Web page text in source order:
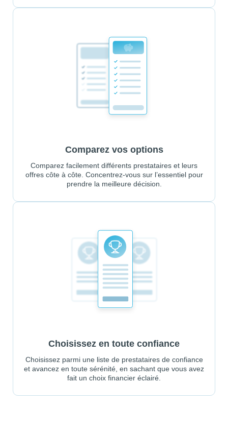
Comparez vos options
Comparez facilement différents prestataires et leurs
offres côte à côte. Concentrez-vous sur l’essentiel pour
prendre la meilleure décision.
Choisissez en toute confiance
Choisissez parmi une liste de prestataires de confiance
et avancez en toute sérénité, en sachant que vous avez
fait un choix financier éclairé.